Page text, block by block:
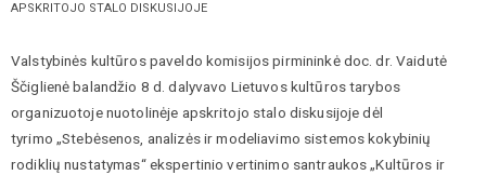
APSKRITOJO STALO DISKUSIJOJE
Valstybinės kultūros paveldo komisijos pirmininkė doc. dr. Vaidutė
Ščiglienė balandžio 8 d. dalyvavo Lietuvos kultūros tarybos
organizuotoje nuotolinėje apskritojo stalo diskusijoje dėl
tyrimo „Stebėsenos, analizės ir modeliavimo sistemos kokybinių
rodiklių nustatymas“ ekspertinio vertinimo santraukos „Kultūros ir